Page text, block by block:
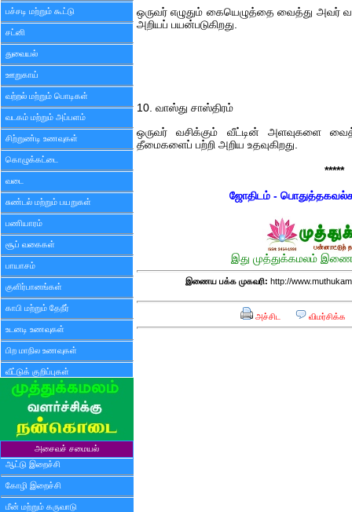
பச்சடி மற்றும் கூட்டு
சட்னி
துவையல்
ஊறுகாய்
வற்றல் மற்றும் பொடிகள்
வடகம் மற்றும் அப்பளம்
சிற்றுண்டி உணவுகள்
கொழுக்கட்டை
வடை
சுண்டல் மற்றும் பயறுகள்
பணியாரம்
சூப் வகைகள்
பாயாசம்
குளிர்பானங்கள்
காபி மற்றும் தேநீர்
உடனடி உணவுகள்
பிற மாநில உணவுகள்
வீட்டுக் குறிப்புகள்
அசைவச் சமையல்
ஆட்டு இறைச்சி
கோழி இறைச்சி
மீன் மற்றும் கருவாடு
ஒருவர் எழுதும் கையெழுத்தை வைத்து அவர்
அறியப் பயன்படுகிறது.
10. வாஸ்து சாஸ்திரம்
ஒருவர் வசிக்கும் வீட்டின் அளவுகளை
தீமைகளைப் பற்றி அறிய உதவுகிறது.
*****
ஜோதிடம் -
இது முத்துக்கமலம்
இணைய பக்க முகவரி: http://
அச்சிட விமர்சிக்க